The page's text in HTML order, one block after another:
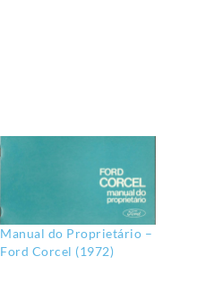
Manual do Proprietário –
Ford Corcel (1972)